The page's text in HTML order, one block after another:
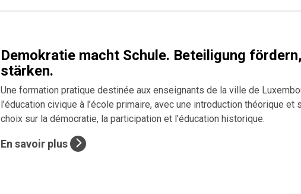
Demokratie macht Schule. Beteiligung
stärken.
Une formation pratique destinée aux enseignants de la ville de
l’éducation civique à l’école primaire, avec une introduction théorique et
choix sur la démocratie, la participation et l’éducation historique.
En savoir plus